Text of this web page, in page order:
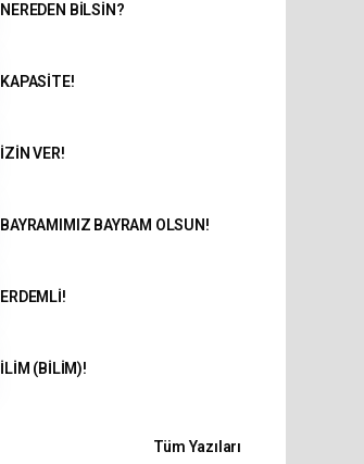
NEREDEN BİLSİN?
KAPASİTE!
İZİN VER!
BAYRAMIMIZ BAYRAM OLSUN!
ERDEMLİ!
İLİM (BİLİM)!
Tüm Yazıları